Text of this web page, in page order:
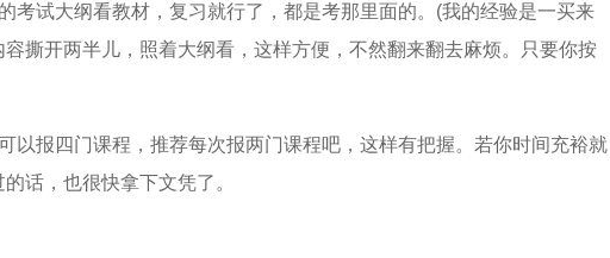
考试大纲看教材，复习就行了，都是考那里面的。(我的经验是一买来
撕开两半儿，照着大纲看，这样方便，不然翻来翻去麻烦。只要你按
以报四门课程，推荐每次报两门课程吧，这样有把握。若你时间充裕就
话，也很快拿下文凭了。